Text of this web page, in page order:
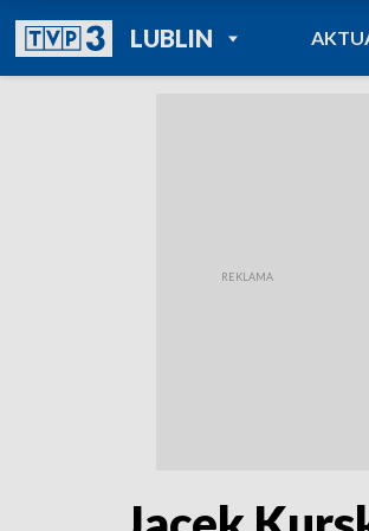
LUBLINPOWRÓT DO
TVP REGIONY